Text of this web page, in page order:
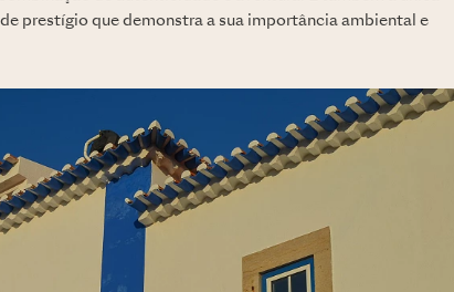
prestígio que demonstra a sua importância ambiental e